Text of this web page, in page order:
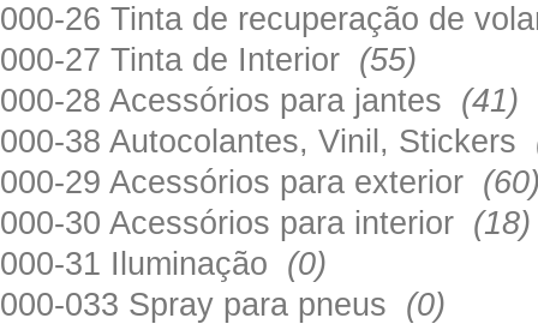
000-26 Tinta de recuperação de
000-27 Tinta de Interior (55)
000-28 Acessórios para jantes (41)
000-38 Autocolantes, Vinil, Stickers
000-29 Acessórios para exterior
000-30 Acessórios para interior (18)
000-31 Iluminação (0)
000-033 Spray para pneus (0)